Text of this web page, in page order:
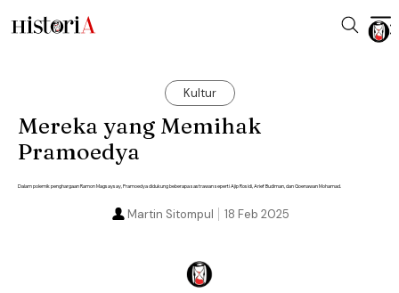
Kultur
Mereka yang Memihak
Pramoedya
Dalam polemik penghargaan Ramon Magsaysay, Pramoedya didukung beberapa sastrawan seperti Ajip Rosidi, Arief Budiman, dan Goenawan Mohamad.
18 Feb 2025
Martin Sitompul